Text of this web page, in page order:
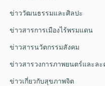
ข่าววัฒนธรรมและศิลปะ
ข่าวสารการเมืองไร้พรมแดน
ข่าวสารนวัตกรรมสังคม
ข่าวสารวงการภาพยนตร์และละ
ข่าวเกี่ยวกับสุขภาพจิต